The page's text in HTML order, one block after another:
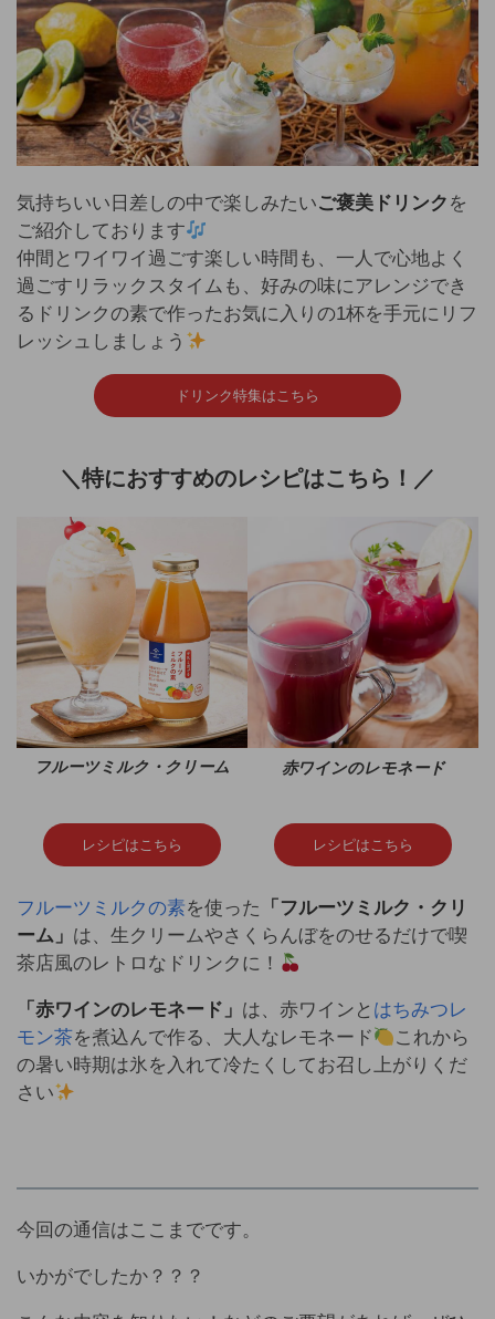
気持ちいい日差しの中で楽しみたいご褒美ドリンク を
ご紹介しております
仲間とワイワイ過ごす楽しい時間も、一人で心地よく
過ごすリラックスタイムも、好みの味にアレンジでき
るドリンクの素で作ったお気に入りの1杯を手元にリフ
レッシュしましょう
ドリンク特集はこちら
＼特におすすめのレシピはこちら！／
フルーツミルク・クリーム 赤ワインのレモネード
レシピはこちら レシピはこちら
フルーツミルクの素を使った
「フルーツミルク・クリ
ーム」 は、生クリームやさくらんぼをのせるだけで喫
茶店風のレトロなドリンクに！
「赤ワインのレモネード」 は、赤ワインと はちみつレ
モン茶を煮込んで作る、大人なレモネード
これから
の暑い時期は氷を入れて冷たくしてお召し上がりくだ
さい
今回の通信はここまでです。
いかがでしたか？？？